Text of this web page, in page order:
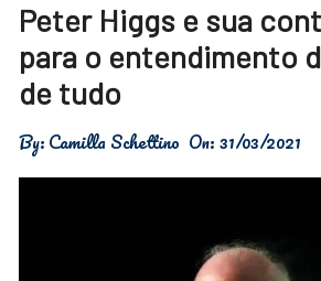
Peter Higgs e sua
para o entendimento
de tudo
By:Camilla Schettino On:31/03/2021